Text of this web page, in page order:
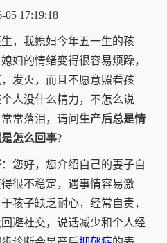
05 17:19:18
，我媳妇今年五一生的孩
妇的情绪变得很容易烦躁，
发火，而且不愿意照看孩
人没什么精力，不怎么说
常落泪，请问 生产后总是情
怎么回事?
：您好，您介绍自己的妻子自
很不稳定，遇事情容易激
孩子缺乏耐心，经常自责，
避社交，说话减少和个人经